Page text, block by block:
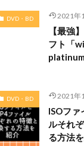
DVD・BD 2021年
【最強
フト「
DVD・BD 2021年
ISOファ
ルそれ
る方法